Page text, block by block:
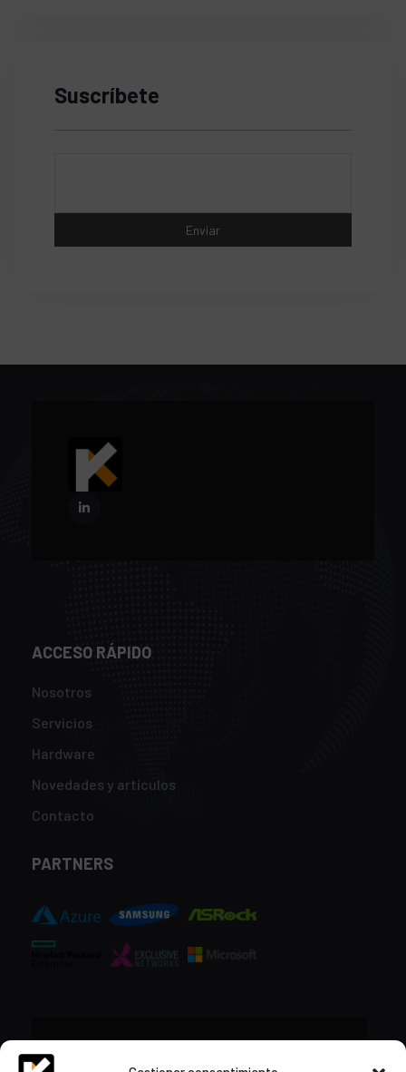
Suscríbete
ACCESO RÁPIDO
Nosotros
Servicios
Hardware
Novedades y artículos
Contacto
PARTNERS